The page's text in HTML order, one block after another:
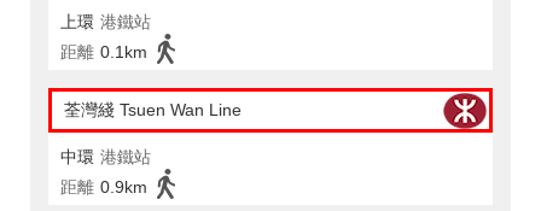
上環 港鐵站
距離 0.1km
荃灣綫 Tsuen Wan Line
中環 港鐵站
距離 0.9km